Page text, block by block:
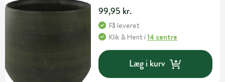
99,95 kr.
Få leveret
Klik & Hent i14 centre
Læg i kurv